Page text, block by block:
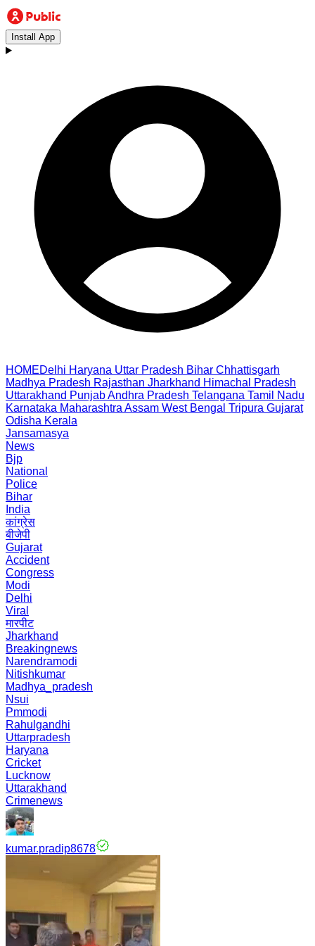
Install App
HOMEDelhi Haryana Uttar Pradesh Bihar Chhattisgarh
Madhya Pradesh Rajasthan Jharkhand Himachal Pradesh
Uttarakhand PunjabAndhra Pradesh Telangana Tamil Nadu
Karnataka Maharashtra Assam West Bengal Tripura Gujarat
Odisha Kerala
Jansamasya
News
Bjp
National
Police
Bihar
India
कांग्रेस
बीजेपी
Gujarat
Accident
Congress
Modi
Delhi
Viral
मारपीट
Jharkhand
Breakingnews
Narendramodi
Nitishkumar
Madhya_pradesh
Nsui
Pmmodi
Rahulgandhi
Uttarpradesh
Haryana
Cricket
Lucknow
Uttarakhand
Crimenews
kumar.pradip8678